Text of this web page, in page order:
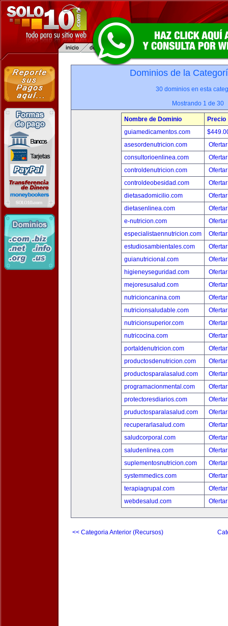
Dominios de la
30 dominios en esta
Mostrando 1 de 30
Nombre de Dominio
Precio
guiamedicamentos.com
asesordenutricion.com
consultorioenlinea.com
controldenutricion.com
controldeobesidad.com
dietasadomicilio.com
dietasenlinea.com
e-nutricion.com
especialistaennutricion.com
estudiosambientales.com
guianutricional.com
higieneyseguridad.com
mejoresusalud.com
nutricioncanina.com
nutricionsaludable.com
nutricionsuperior.com
nutricocina.com
portaldenutricion.com
productosdenutricion.com
productosparalasalud.com
programacionmental.com
protectoresdiarios.com
pruductosparalasalud.com
recuperarlasalud.com
saludcorporal.com
saludenlinea.com
suplementosnutricion.com
systemmedics.com
terapiagrupal.com
webdesalud.com
<< Categoria Anterior (Recursos)